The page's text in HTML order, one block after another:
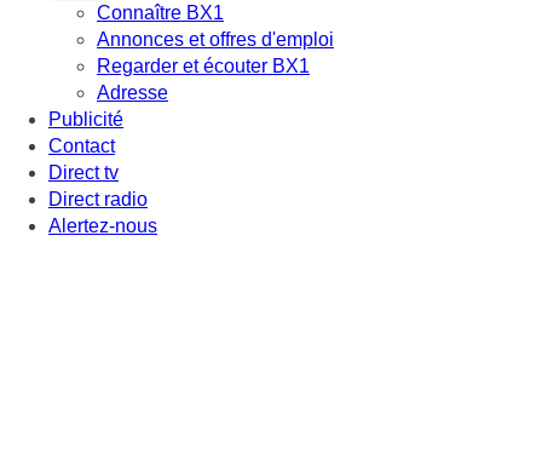
Connaître BX1
Annonces et offres d'emploi
Regarder et écouter BX1
Adresse
Publicité
Contact
Direct tv
Direct radio
Alertez-nous